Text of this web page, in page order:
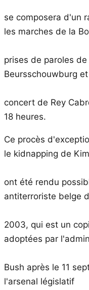
se composera d'un
les marches de la
prises de paroles
Beursschouwburg
concert de Rey
18 heures.
Ce procès
le kidnapping de
ont été rendu
antiterroriste belge
2003, qui est un
adoptées par
Bush après le 11
l'arsenal législatif